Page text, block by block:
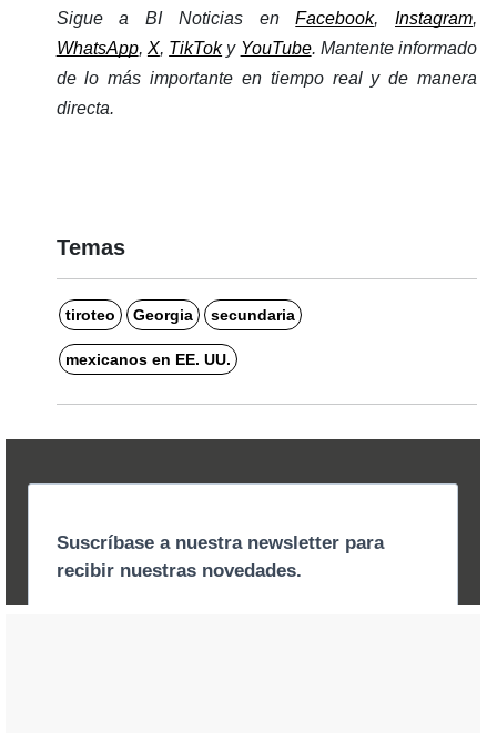
Sigue a BI Noticias en Facebook, Instagram,
WhatsApp, X, TikTok y YouTube. Mantente informado
de lo más importante en tiempo real y de manera
directa.
Temas
tiroteo Georgia secundaria
mexicanos en EE. UU.